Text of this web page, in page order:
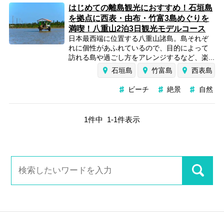
はじめての離島観光におすすめ！石垣島
を拠点に西表・由布・竹富3島めぐりを
満喫！八重山2泊3日観光モデルコース
日本最西端に位置する八重山諸島。島それぞ
れに個性があふれているので、目的によって
訪れる島や過ごし方をアレンジするなど、楽...
石垣島
竹富島 西表島
ビーチ 絶景 自然
1件中 1-1件表示